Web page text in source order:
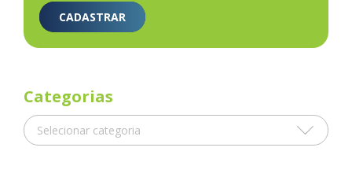
CADASTRAR
Categorias